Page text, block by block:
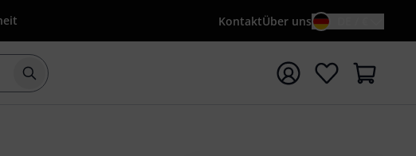
KontaktÜber uns
Suche mit Suchwort {searchTerm} starten